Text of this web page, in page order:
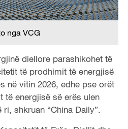
nga VCG
diellore parashikohet të
të prodhimit të energjisë
në vitin 2026, edhe pse orët
të energjisë së erës ulen
shkruan “China Daily”.